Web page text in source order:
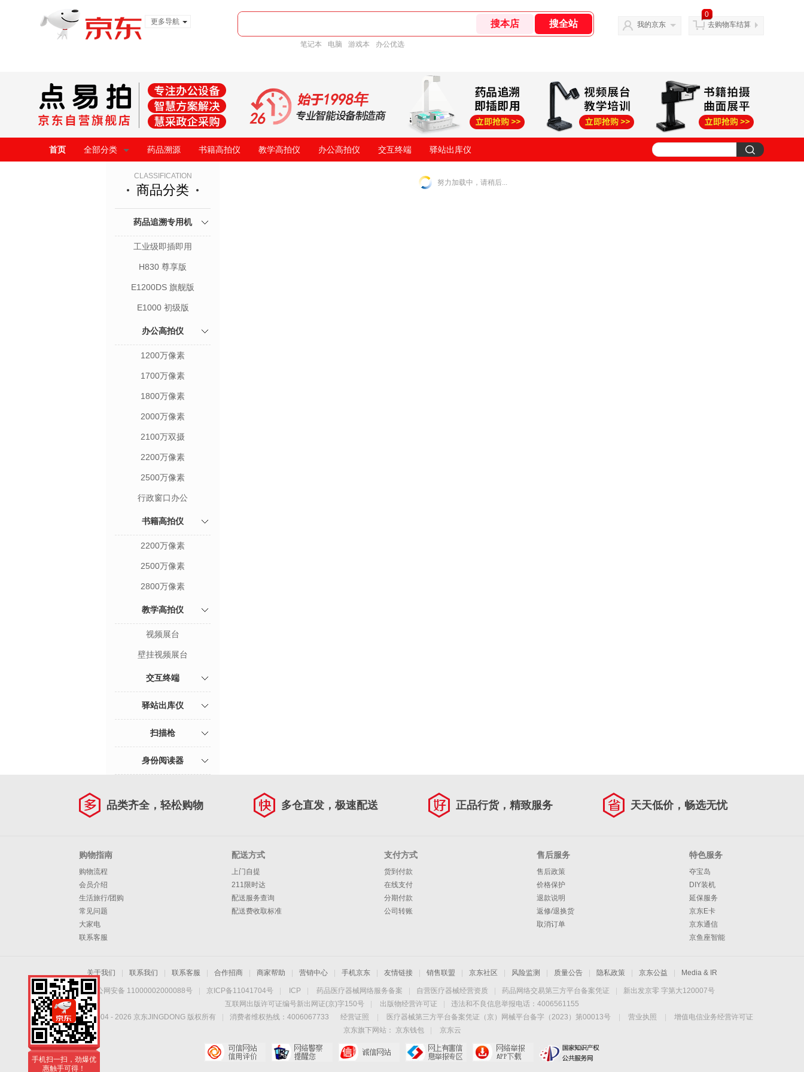
更多导航
笔记本 电脑 游戏本 办公优选
我的京东
0
去购物车结算
首页 全部分类 药品溯源 书籍高拍仪 教学高拍仪 办公高拍仪 交互终端 驿站出库仪
CLASSIFICATION
商品分类
药品追溯专用机
工业级即插即用
H830 尊享版
E1200DS 旗舰版
E1000 初级版
办公高拍仪
1200万像素
1700万像素
1800万像素
2000万像素
2100万双摄
2200万像素
2500万像素
行政窗口办公
书籍高拍仪
2200万像素
2500万像素
2800万像素
教学高拍仪
视频展台
壁挂视频展台
交互终端
驿站出库仪
扫描枪
身份阅读器
努力加载中，请稍后...
品类齐全，轻松购物 多仓直发，极速配送 正品行货，精致服务 天天低价，畅选无忧
购物指南
购物流程
会员介绍
生活旅行/团购
常见问题
大家电
联系客服
配送方式
上门自提
211限时达
配送服务查询
配送费收取标准
支付方式
货到付款
在线支付
分期付款
公司转账
售后服务
售后政策
价格保护
退款说明
返修/退换货
取消订单
特色服务
夺宝岛
DIY装机
延保服务
京东E卡
京东通信
京鱼座智能
关于我们 联系我们 联系客服 合作招商 商家帮助 营销中心 手机京东 友情链接 销售联盟 京东社区 风险监测 质量公告 隐私政策 京东公益 Media & IR
京公网安备 11000002000088号 京ICP备11041704号 ICP 药品医疗器械网络服务备案 自营医疗器械经营资质 药品网络交易第三方平台备案凭证
新出发京零 字第大120007号
互联网出版许可证编号新出网证(京)字150号
出版物经营许可证
违法和不良信息举报电话：4006561155
Copyright © 2004 - 2026 京东JINGDONG 版权所有 消费者维权热线：4006067733 经营证照 医疗器械第三方平台备案凭证（京）网械平台备字（2023）第00013号 营业执照
增值电信业务经营许可证
京东旗下网站：
京东钱包
京东云
手机扫一扫，劲爆优
惠触手可得！
手机扫一扫，劲爆优
惠触手可得！